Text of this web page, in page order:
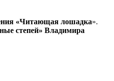
«Читающая лошадка».
степей» Владимира